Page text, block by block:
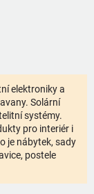
elektroniky a
Solární
systémy.
pro interiér i
je nábytek, sady
postele